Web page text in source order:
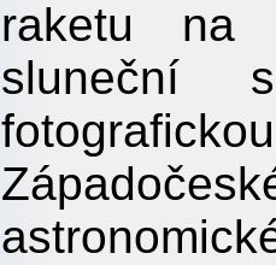
raketu na
sluneční